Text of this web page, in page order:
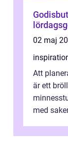
Godisbutik
02 maj
Att
är ett
med